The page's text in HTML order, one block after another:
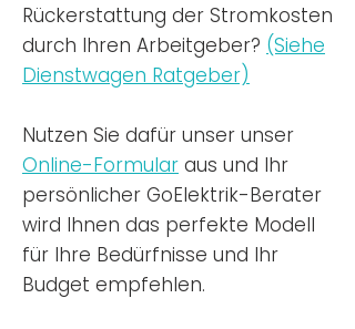
Rückerstattung der Stromkosten
durch Ihren Arbeitgeber? (Siehe
Dienstwagen Ratgeber)
Nutzen Sie dafür unser unser
Online-Formular aus und Ihr
persönlicher GoElektrik-Berater
wird Ihnen das perfekte Modell
für Ihre Bedürfnisse und Ihr
Budget empfehlen.